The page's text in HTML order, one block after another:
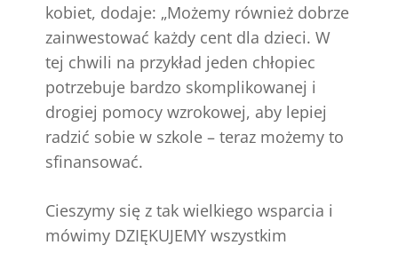
kobiet, dodaje: „Możemy również dobrze
zainwestować każdy cent dla dzieci. W
tej chwili na przykład jeden chłopiec
potrzebuje bardzo skomplikowanej i
drogiej pomocy wzrokowej, aby lepiej
radzić sobie w szkole – teraz możemy to
sfinansować.
Cieszymy się z tak wielkiego wsparcia i
mówimy DZIĘKUJEMY wszystkim